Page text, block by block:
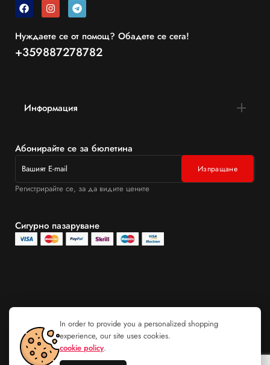
Нуждаете се от помощ? Обадете се сега!
+359887278782
Информация
Абонирайте се за бюлетина
Регистрирайте се, за да видите цените
Сигурно пазаруване
In order to provide you a personalized shopping
experience, our site uses cookies.
cookie policy.